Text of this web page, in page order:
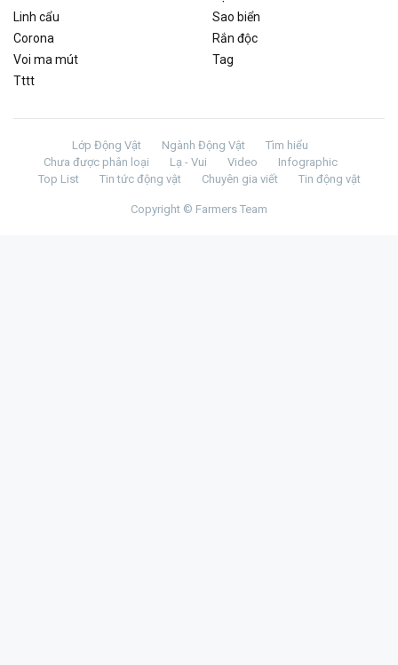
Linh cẩu
Sao biển
Corona
Rắn độc
Voi ma mút
Tag
Tttt
Lớp Động Vật Ngành Động Vật
Tìm hiểu
Chưa được phân loại
Lạ - Vui Video
Infographic
Top List
Tin tức động vật Chuyên gia viết Tin động vật
Copyright © Farmers Team